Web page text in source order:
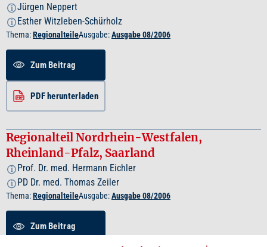
i Jürgen Neppert
i Esther Witzleben-Schürholz
Thema:RegionalteileAusgabe:Ausgabe 08/2006
Zum Beitrag
PDF herunterladen
Regionalteil Nordrhein-Westfalen,
Rheinland-Pfalz, Saarland
i Prof. Dr. med. Hermann Eichler
i PD Dr. med. Thomas Zeiler
Thema:RegionalteileAusgabe:Ausgabe 08/2006
Zum Beitrag